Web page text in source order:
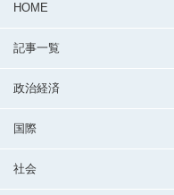
HOME
記事一覧
政治経済
国際
社会